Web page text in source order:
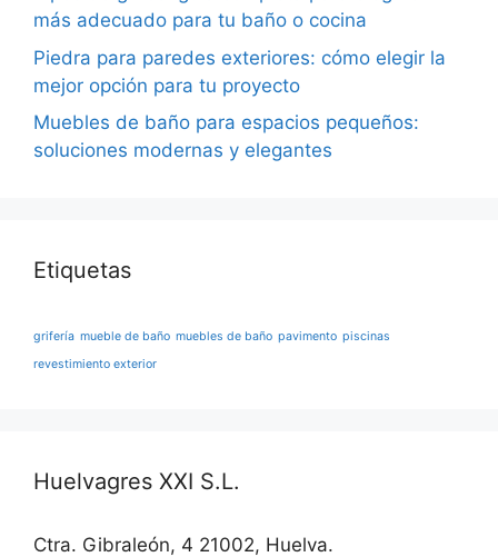
más adecuado para tu baño o cocina
Piedra para paredes exteriores: cómo elegir la
mejor opción para tu proyecto
Muebles de baño para espacios pequeños:
soluciones modernas y elegantes
Etiquetas
grifería mueble de baño muebles de baño pavimento piscinas
revestimiento exterior
Huelvagres XXI S.L.
Ctra. Gibraleón, 4 21002, Huelva.